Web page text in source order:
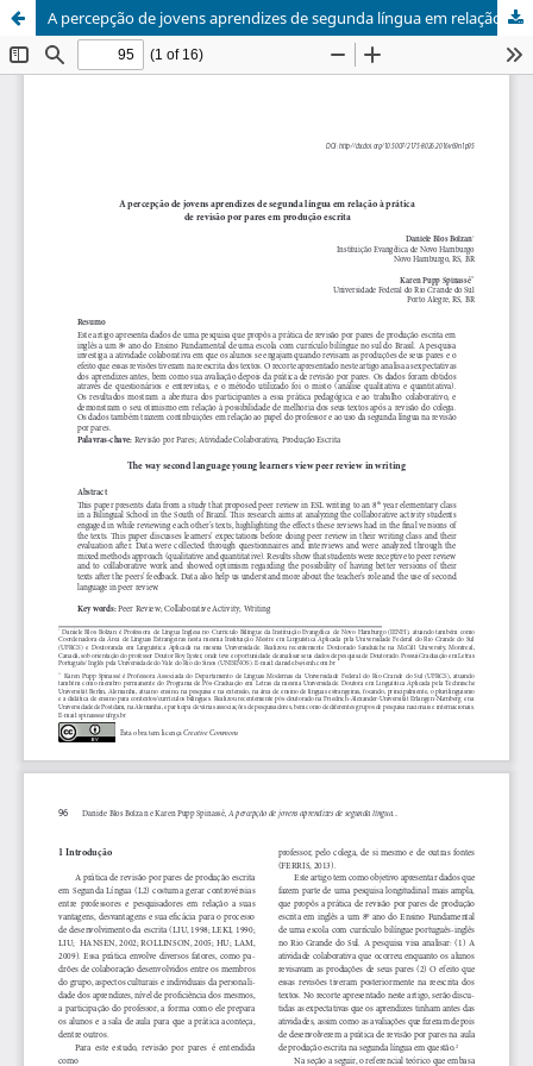
A percepção de jovens aprendizes de segunda língua em relação à prática de revisão por pares em produção escrita